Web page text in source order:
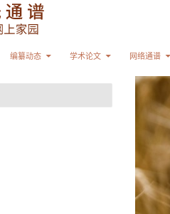
编纂动态 学术论文 网络通谱